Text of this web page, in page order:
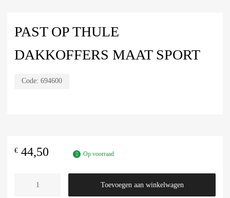
PAST OP THULE
DAKKOFFERS MAAT SPORT
Code: 694600
€ 44,50 Op voorraad
Toevoegen aan winkelwagen